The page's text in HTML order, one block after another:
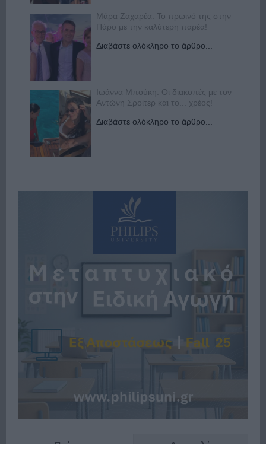
Μάρα Ζαχαρέα: Το πρωινό της στην
Πάρο με την καλύτερη παρέα!
Διαβάστε ολόκληρο το άρθρο...
Ιωάννα Μπούκη: Οι διακοπές με τον
Αντώνη Σροίτερ και το... χρέος!
Διαβάστε ολόκληρο το άρθρο...
Πρόσφατα Δημοφιλή